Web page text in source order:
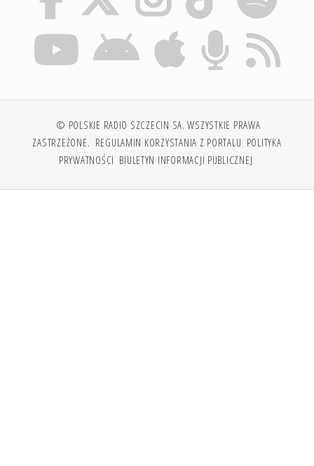
© POLSKIE RADIO SZCZECIN SA. WSZYSTKIE PRAWA
ZASTRZEŻONE. REGULAMIN KORZYSTANIA Z PORTALU POLITYKA
PRYWATNOŚCI BIULETYN INFORMACJI PUBLICZNEJ